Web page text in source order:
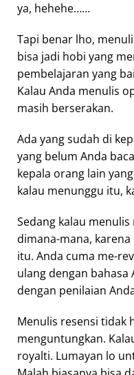
ya, hehehe……
Tapi benar lho,
bisa jadi hobi yang
pembelajaran yang
Kalau Anda menulis
masih berserakan.
Ada yang sudah di
yang belum Anda
kepala orang lain
kalau menunggu itu,
Sedang kalau
dimana-mana,
itu. Anda cuma me-
ulang dengan
dengan penilaian
Menulis resensi tidak
menguntungkan.
royalti. Lumayan lo